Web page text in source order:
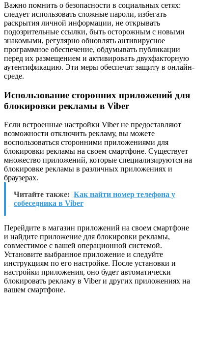
Важно помнить о безопасности в социальных сетях:
следует использовать сложные пароли, избегать
раскрытия личной информации, не открывать
подозрительные ссылки, быть осторожным с новыми
знакомыми, регулярно обновлять антивирусное
программное обеспечение, обдумывать публикации
перед их размещением и активировать двухфакторную
аутентификацию. Эти меры обеспечат защиту в онлайн-
среде.
Использование сторонних приложений для
блокировки рекламы в Viber
Если встроенные настройки Viber не предоставляют
возможности отключить рекламу, вы можете
воспользоваться сторонними приложениями для
блокировки рекламы на своем смартфоне. Существует
множество приложений, которые специализируются на
блокировке рекламы в различных приложениях и
браузерах.
Читайте также: Как найти номер телефона у
собеседника в Viber
Перейдите в магазин приложений на своем смартфоне
и найдите приложение для блокировки рекламы,
совместимое с вашей операционной системой.
Установите выбранное приложение и следуйте
инструкциям по его настройке. После установки и
настройки приложения, оно будет автоматически
блокировать рекламу в Viber и других приложениях на
вашем смартфоне.